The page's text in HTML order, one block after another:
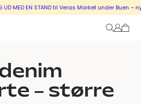
MED EN STAND til Veras Market under Buen –
– større